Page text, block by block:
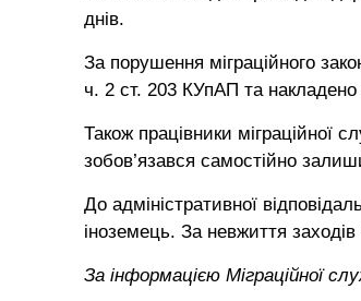
днів.
За порушення міграційного
ч. 2 ст. 203 КУпАП та
Також працівники міграційної
зобов’язався самостійно
До адміністративної
іноземець. За невжиття
За інформацією Міграційної